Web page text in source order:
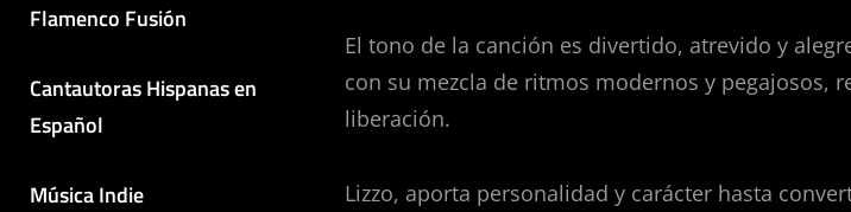
Flamenco Fusión
Cantautoras Hispanas en
Español
Música Indie
El tono de la canción es divertido, atrevido y
con su mezcla de ritmos modernos y pegajosos,
liberación.
Lizzo, aporta personalidad y carácter hasta